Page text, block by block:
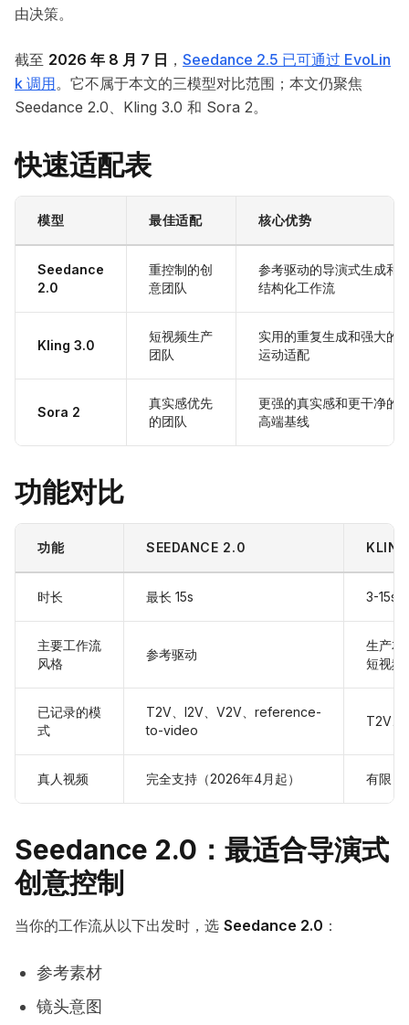
由决策。
截至 2026 年 8 月 7 日 ， Seedance 2.5 已可通过 EvoLin
k 调用。它不属于本文的三模型对比范围；本文仍聚焦
Seedance 2.0、Kling 3.0 和 Sora 2。
快速适配表
模型 最佳适配 核心优势
Seedance
2.0
重控制的创
意团队
参考驱动的导演式生成和
结构化工作流
Kling 3.0
短视频生产
团队
实用的重复生成和强大的
运动适配
Sora 2
真实感优先
的团队
更强的真实感和更干净的
高端基线
功能对比
功能 SEEDANCE 2.0
时长 最长 15s 3-15s
主要工作流
风格
参考驱动
生产友
短视频
已记录的模
式
T2V、I2V、V2V、reference-
to-video
T2V、
真人视频 完全支持（2026年4月起） 有限
Seedance 2.0：最适合导演式
创意控制
当你的工作流从以下出发时，选 Seedance 2.0 ：
参考素材
镜头意图